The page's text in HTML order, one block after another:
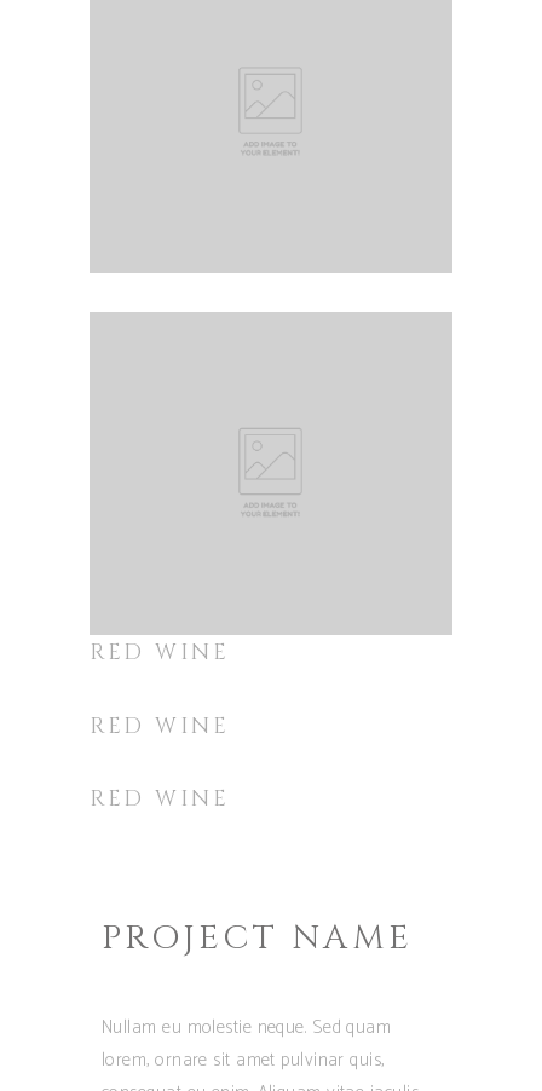
RED WINE
RED WINE
RED WINE
PROJECT NAME
Nullam eu molestie neque. Sed quam
lorem, ornare sit amet pulvinar quis,